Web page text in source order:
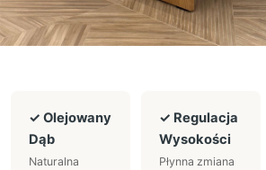
✓ Olejowany
Dąb
Naturalna
✓ Regulacja
Wysokości
Płynna zmiana